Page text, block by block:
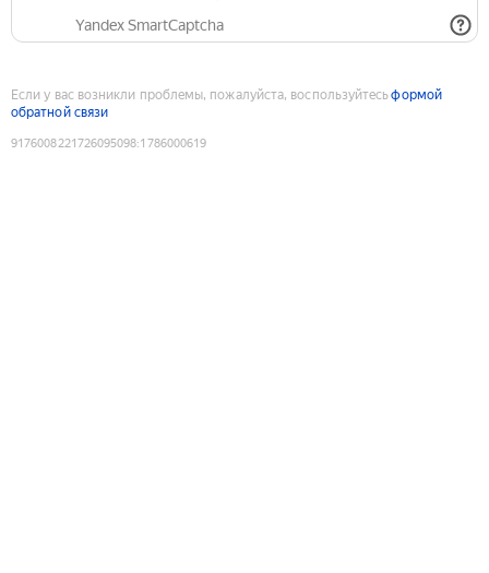
Yandex SmartCaptcha
Если у вас возникли проблемы, пожалуйста, воспользуйтесьформой
обратной связи
9176008221726095098:1786000619